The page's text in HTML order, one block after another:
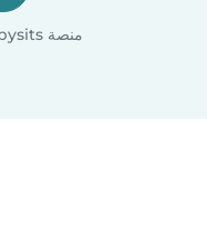
منصة Babysits مجانية لجليسات الأطفال!